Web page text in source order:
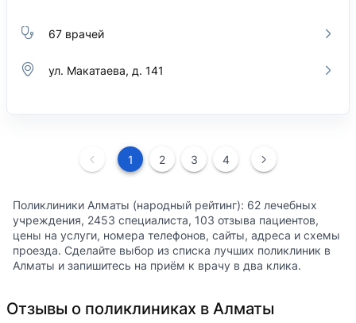
67 врачей
ул. Макатаева, д. 141
1 2 3 4
Поликлиники Алматы (народный рейтинг): 62 лечебных
учреждения, 2453 специалиста, 103 отзыва пациентов,
цены на услуги, номера телефонов, сайты, адреса и схемы
проезда. Сделайте выбор из списка лучших поликлиник в
Алматы и запишитесь на приём к врачу в два клика.
Отзывы о поликлиниках в Алматы